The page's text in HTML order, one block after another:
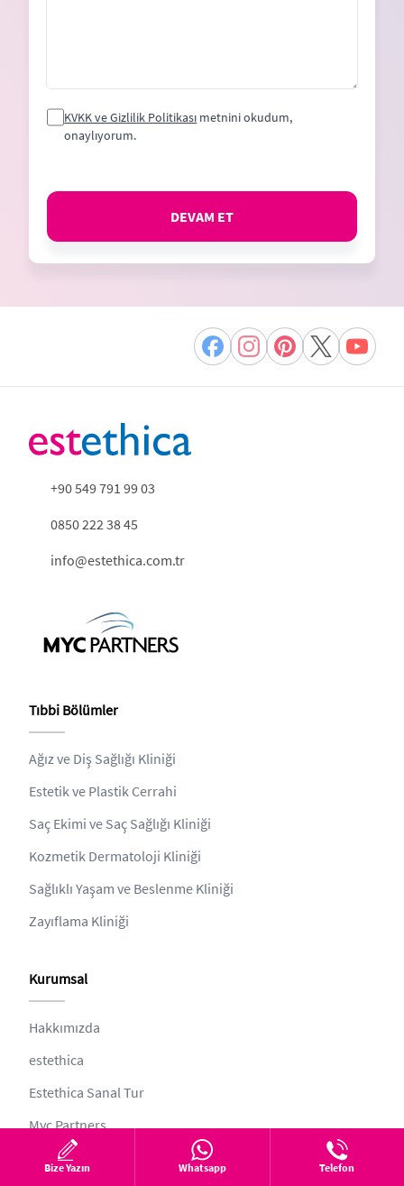
KVKK ve Gizlilik Politikası metnini okudum,
onaylıyorum.
DEVAM ET
+90 549 791 99 03
0850 222 38 45
info@estethica.com.tr
Tıbbi Bölümler
Ağız ve Diş Sağlığı Kliniği
Estetik ve Plastik Cerrahi
Saç Ekimi ve Saç Sağlığı Kliniği
Kozmetik Dermatoloji Kliniği
Sağlıklı Yaşam ve Beslenme Kliniği
Zayıflama Kliniği
Kurumsal
Hakkımızda
estethica
Estethica Sanal Tur
Myc Partners
Bize Yazın Whatsapp Telefon